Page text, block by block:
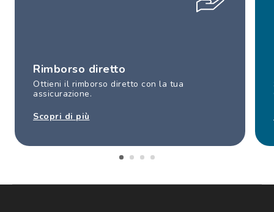
Rimborso diretto
Ottieni il rimborso diretto con la tua
assicurazione.
Scopri di più